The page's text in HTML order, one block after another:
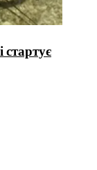
стартує